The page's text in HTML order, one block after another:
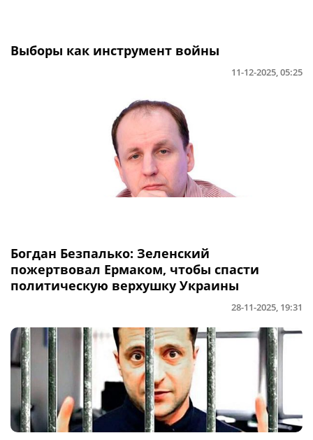
Выборы как инструмент войны
11-12-2025, 05:25
Богдан Безпалько: Зеленский
пожертвовал Ермаком, чтобы спасти
политическую верхушку Украины
28-11-2025, 19:31